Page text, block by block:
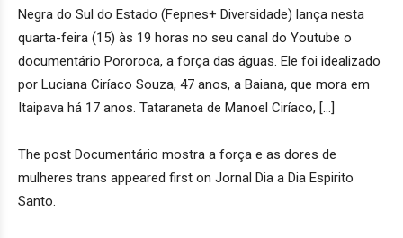
Negra do Sul do Estado (Fepnes+ Diversidade) lança nesta
quarta-feira (15) às 19 horas no seu canal do Youtube o
documentário Pororoca, a força das águas. Ele foi idealizado
por Luciana Ciríaco Souza, 47 anos, a Baiana, que mora em
Itaipava há 17 anos. Tataraneta de Manoel Ciríaco, […]
The post Documentário mostra a força e as dores de
mulheres trans appeared first on Jornal Dia a Dia Espirito
Santo.